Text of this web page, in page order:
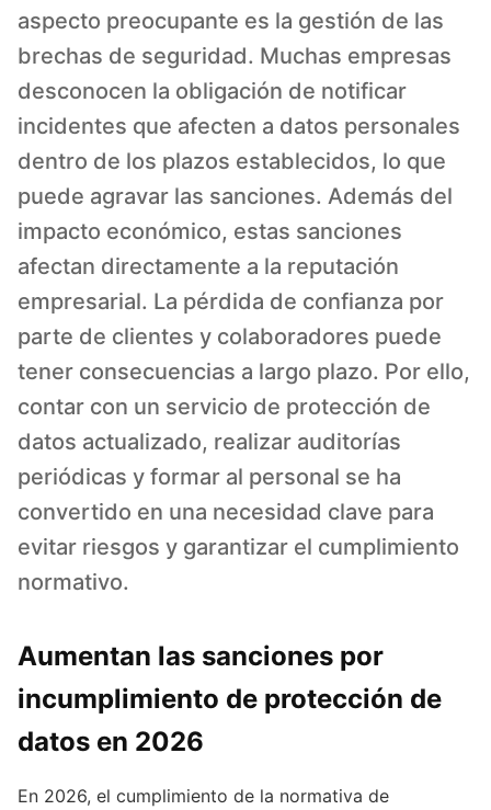
aspecto preocupante es la gestión de las
brechas de seguridad. Muchas empresas
desconocen la obligación de notificar
incidentes que afecten a datos personales
dentro de los plazos establecidos, lo que
puede agravar las sanciones. Además del
impacto económico, estas sanciones
afectan directamente a la reputación
empresarial. La pérdida de confianza por
parte de clientes y colaboradores puede
tener consecuencias a largo plazo. Por ello,
contar con un servicio de protección de
datos actualizado, realizar auditorías
periódicas y formar al personal se ha
convertido en una necesidad clave para
evitar riesgos y garantizar el cumplimiento
normativo.
Aumentan las sanciones por
incumplimiento de protección de
datos en 2026
En 2026, el cumplimiento de la normativa de